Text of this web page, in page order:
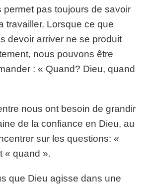
permet pas toujours de savoir
travailler. Lorsque ce que
devoir arriver ne se produit
nous pouvons être
: « Quand? Dieu, quand
nous ont besoin de grandir
de la confiance en Dieu, au
sur les questions: «
« quand ».
que Dieu agisse dans une